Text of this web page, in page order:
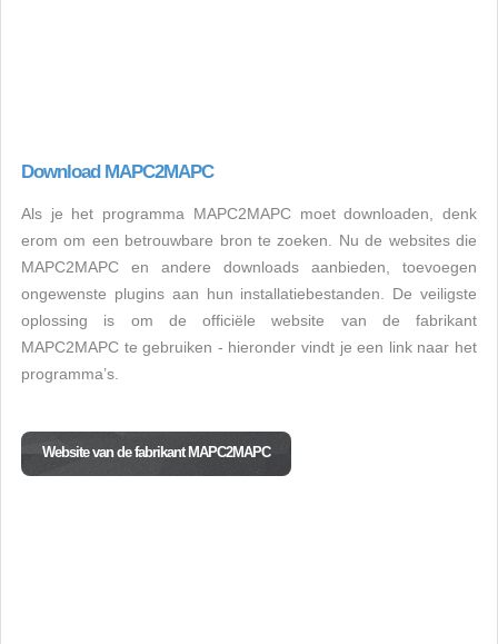
Download MAPC2MAPC
Als je het programma MAPC2MAPC moet downloaden, denk
erom om een betrouwbare bron te zoeken. Nu de websites die
MAPC2MAPC en andere downloads aanbieden, toevoegen
ongewenste plugins aan hun installatiebestanden. De veiligste
oplossing is om de officiële website van de fabrikant
MAPC2MAPC te gebruiken - hieronder vindt je een link naar het
programma’s.
Website van de fabrikant MAPC2MAPC